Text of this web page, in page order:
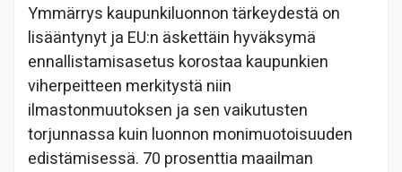
Ymmärrys kaupunkiluonnon tärkeydestä on
lisääntynyt ja EU:n äskettäin hyväksymä
ennallistamisasetus korostaa kaupunkien
viherpeitteen merkitystä niin
ilmastonmuutoksen ja sen vaikutusten
torjunnassa kuin luonnon monimuotoisuuden
edistämisessä. 70 prosenttia maailman